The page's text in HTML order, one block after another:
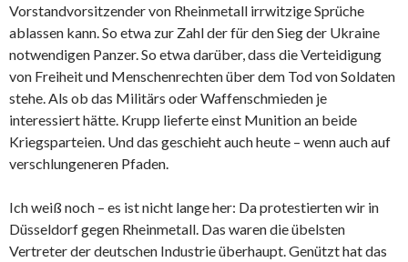
Vorstandvorsitzender von Rheinmetall irrwitzige Sprüche
ablassen kann. So etwa zur Zahl der für den Sieg der Ukraine
notwendigen Panzer. So etwa darüber, dass die Verteidigung
von Freiheit und Menschenrechten über dem Tod von Soldaten
stehe. Als ob das Militärs oder Waffenschmieden je
interessiert hätte. Krupp lieferte einst Munition an beide
Kriegsparteien. Und das geschieht auch heute – wenn auch auf
verschlungeneren Pfaden.
Ich weiß noch – es ist nicht lange her: Da protestierten wir in
Düsseldorf gegen Rheinmetall. Das waren die übelsten
Vertreter der deutschen Industrie überhaupt. Genützt hat das